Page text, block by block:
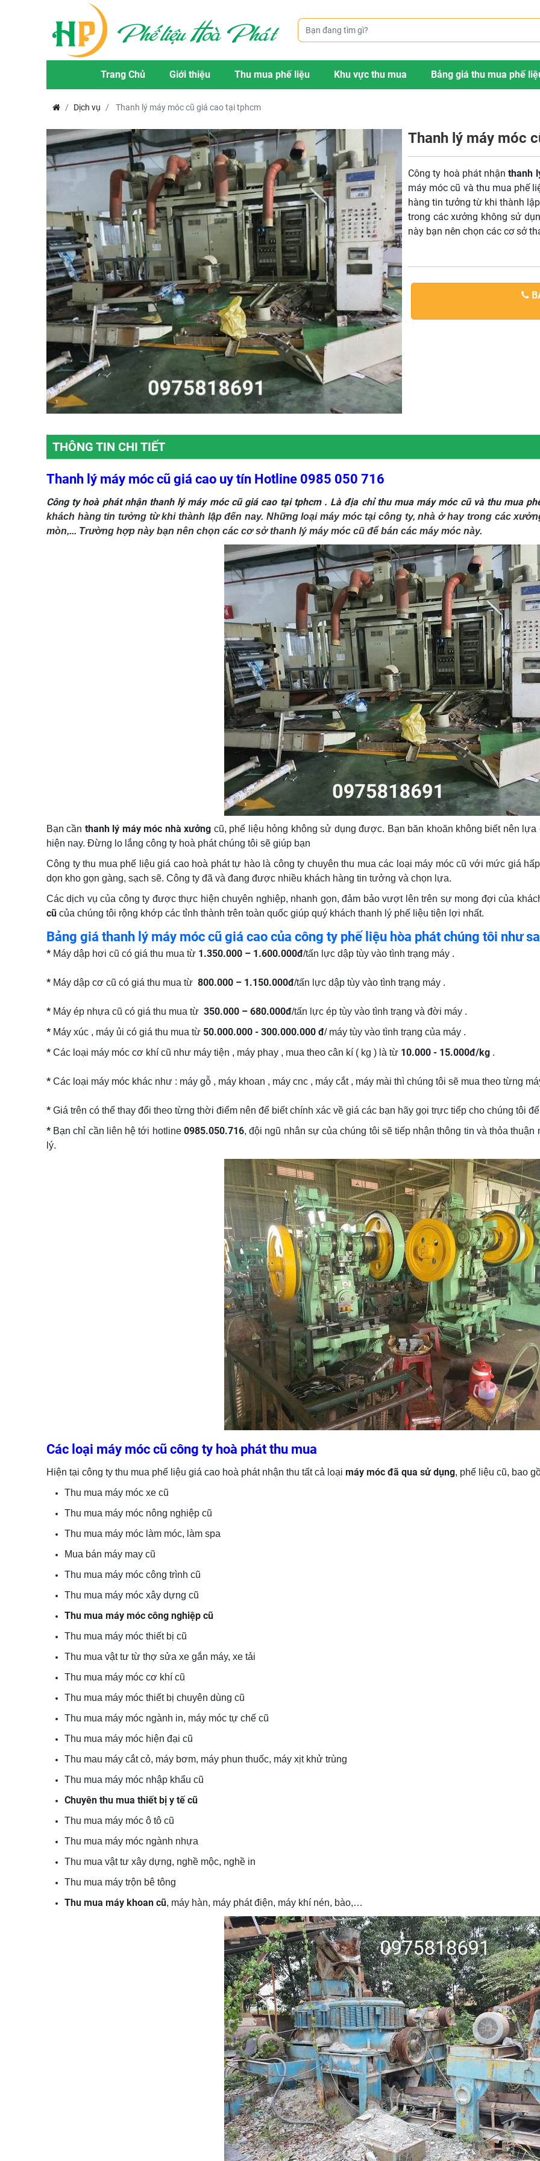
Trang Chủ Giới thiệu Thu mua phế liệu Khu vực thu mua Bảng giá thu mua phế
Dịch vụ Thanh lý máy móc cũ giá cao tại tphcm
Thanh lý máy móc
Công ty hoà phát nhận thanh
máy móc cũ và thu mua phế
hàng tin tưởng từ khi thành
trong các xưởng không sử
này bạn nên chọn các cơ sở
THÔNG TIN CHI TIẾT
Thanh lý máy móc cũ giá cao uy tín Hotline 0985 050 716
Công ty hoà phát nhận thanh lý máy móc cũ giá cao tại tphcm . Là địa chỉ thu mua máy móc cũ và thu mua
khách hàng tin tưởng từ khi thành lập đến nay. Những loại máy móc tại công ty, nhà ở hay trong các
mòn,... Trường hợp này bạn nên chọn các cơ sở thanh lý máy móc cũ để bán các máy móc này.
Bạn cần thanh lý máy móc nhà xưởng cũ, phế liệu hỏng không sử dụng được. Bạn băn khoăn không biết nên
hiện nay. Đừng lo lắng công ty hoà phát chúng tôi sẽ giúp bạn
Công ty thu mua phế liệu giá cao hoà phát tự hào là công ty chuyên thu mua các loại máy móc cũ với mức giá
dọn kho gọn gàng, sạch sẽ. Công ty đã và đang được nhiều khách hàng tin tưởng và chọn lựa.
Các dịch vụ của công ty được thực hiện chuyên nghiệp, nhanh gọn, đảm bảo vượt lên trên sự mong đợi của
cũ của chúng tôi rộng khớp các tỉnh thành trên toàn quốc giúp quý khách thanh lý phế liệu tiện lợi nhất.
Bảng giá thanh lý máy móc cũ giá cao của công ty phế liệu hòa phát chúng tôi như
* Máy dập hơi cũ có giá thu mua từ 1.350.000 – 1.600.000đ/tấn lực dập tùy vào tình trạng máy .
* Máy dập cơ cũ có giá thu mua từ 800.000 – 1.150.000đ/tấn lực dập tùy vào tình trạng máy .
* Máy ép nhựa cũ có giá thu mua từ 350.000 – 680.000đ/tấn lực ép tùy vào tình trạng và đời máy .
* Máy xúc , máy ủi có giá thu mua từ 50.000.000 - 300.000.000 đ/ máy tùy vào tình trạng của máy .
* Các loại máy móc cơ khí cũ như máy tiện , máy phay , mua theo cân kí ( kg ) là từ 10.000 - 15.000đ/kg .
* Các loại máy móc khác như : máy gỗ , máy khoan , máy cnc , máy cắt , máy mài thì chúng tôi sẽ mua theo từng
* Giá trên có thể thay đổi theo từng thời điểm nên để biết chính xác về giá các bạn hãy gọi trực tiếp cho chúng tôi
* Bạn chỉ cần liên hệ tới hotline 0985.050.716, đội ngũ nhân sự của chúng tôi sẽ tiếp nhận thông tin và thỏa
lý.
Các loại máy móc cũ công ty hoà phát thu mua
Hiện tại công ty thu mua phế liệu giá cao hoà phát nhận thu tất cả loại máy móc đã qua sử dụng, phế liệu cũ, bao
Thu mua máy móc xe cũ
Thu mua máy móc nông nghiệp cũ
Thu mua máy móc làm móc, làm spa
Mua bán máy may cũ
Thu mua máy móc công trình cũ
Thu mua máy móc xây dựng cũ
Thu mua máy móc công nghiệp cũ
Thu mua máy móc thiết bị cũ
Thu mua vật tư từ thợ sửa xe gắn máy, xe tải
Thu mua máy móc cơ khí cũ
Thu mua máy móc thiết bị chuyên dùng cũ
Thu mua máy móc ngành in, máy móc tự chế cũ
Thu mua máy móc hiện đại cũ
Thu mau máy cắt cỏ, máy bơm, máy phun thuốc, máy xịt khử trùng
Thu mua máy móc nhập khẩu cũ
Chuyên thu mua thiết bị y tế cũ
Thu mua máy móc ô tô cũ
Thu mua máy móc ngành nhựa
Thu mua vật tư xây dựng, nghề mộc, nghề in
Thu mua máy trộn bê tông
Thu mua máy khoan cũ, máy hàn, máy phát điện, máy khí nén, bào,…